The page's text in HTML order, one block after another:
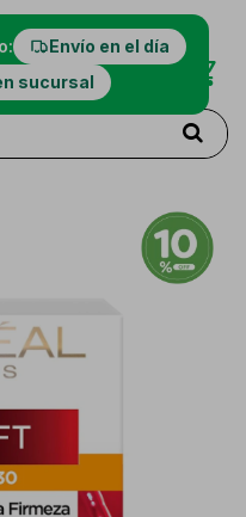
Envío en el día
sucursal